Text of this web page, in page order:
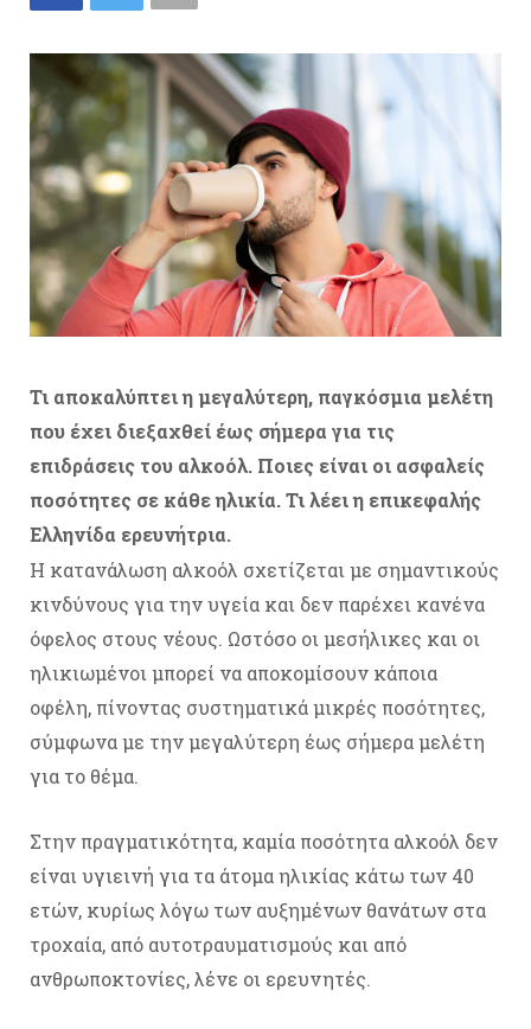
Τι αποκαλύπτει η μεγαλύτερη, παγκόσμια μελέτη
που έχει διεξαχθεί έως σήμερα για τις
επιδράσεις του αλκοόλ. Ποιες είναι οι ασφαλείς
ποσότητες σε κάθε ηλικία. Τι λέει η επικεφαλής
Ελληνίδα ερευνήτρια.
Η κατανάλωση αλκοόλ σχετίζεται με σημαντικούς
κινδύνους για την υγεία και δεν παρέχει κανένα
όφελος στους νέους. Ωστόσο οι μεσήλικες και οι
ηλικιωμένοι μπορεί να αποκομίσουν κάποια
οφέλη, πίνοντας συστηματικά μικρές ποσότητες,
σύμφωνα με την μεγαλύτερη έως σήμερα μελέτη
για το θέμα.
Στην πραγματικότητα, καμία ποσότητα αλκοόλ δεν
είναι υγιεινή για τα άτομα ηλικίας κάτω των 40
ετών, κυρίως λόγω των αυξημένων θανάτων στα
τροχαία, από αυτοτραυματισμούς και από
ανθρωποκτονίες, λένε οι ερευνητές.